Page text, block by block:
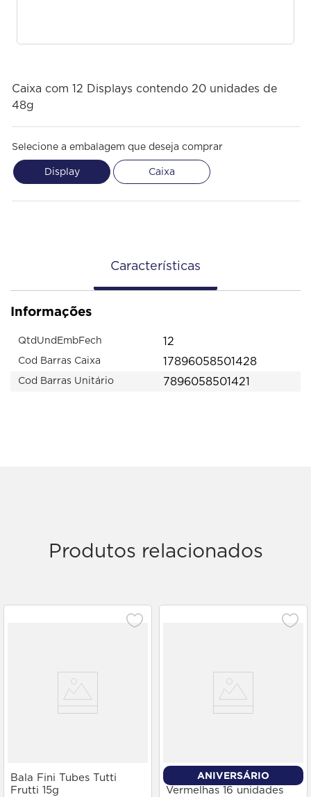
Caixa com 12 Displays contendo 20 unidades de
48g
Selecione a embalagem que deseja comprar
Display Caixa
Características
Informações
QtdUndEmbFech 12
Cod Barras Caixa 17896058501428
Cod Barras Unitário 7896058501421
Produtos relacionados
Bala Fini Tubes Tutti
Frutti 15g
ANIVERSÁRIO
Bala Mentos Frutas
Vermelhas 16 unidades